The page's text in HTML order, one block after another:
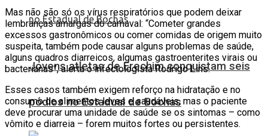
Jovens atletas de Erechim conquistam seis
pódios no Estadual de Bochas
Mas não são só os vírus respiratórios que podem deixar
lembranças amargas do carnaval: “Cometer grandes
excessos gastronômicos ou comer comidas de origem muito
suspeita, também pode causar alguns problemas de saúde,
alguns quadros diarreicos, algumas gastroenterites virais ou
bacterianas”, alerta o infectologista Rodrigo Lins.
Esses casos também exigem reforço na hidratação e no
consumo de alimentos leves e saudáveis, mas o paciente
deve procurar uma unidade de saúde se os sintomas – como
vômito e diarreia – forem muitos fortes ou persistentes.